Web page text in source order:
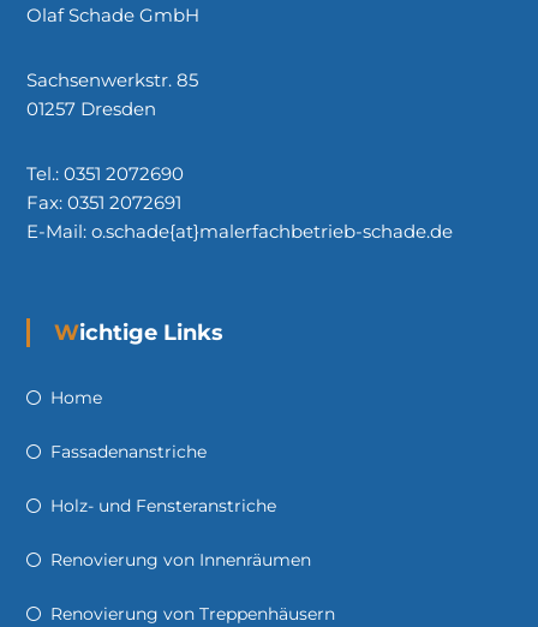
Olaf Schade GmbH
Sachsenwerkstr. 85
01257 Dresden
Tel.: 0351 2072690
Fax: 0351 2072691
E-Mail: o.schade{at}malerfachbetrieb-schade.de
Wichtige Links
Home
Fassadenanstriche
Holz- und Fensteranstriche
Renovierung von Innenräumen
Renovierung von Treppenhäusern